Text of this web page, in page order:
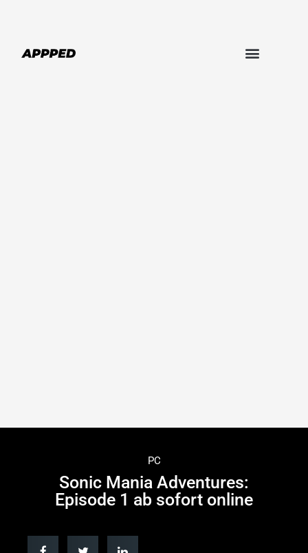
PC
Sonic Mania Adventures:
Episode 1 ab sofort online